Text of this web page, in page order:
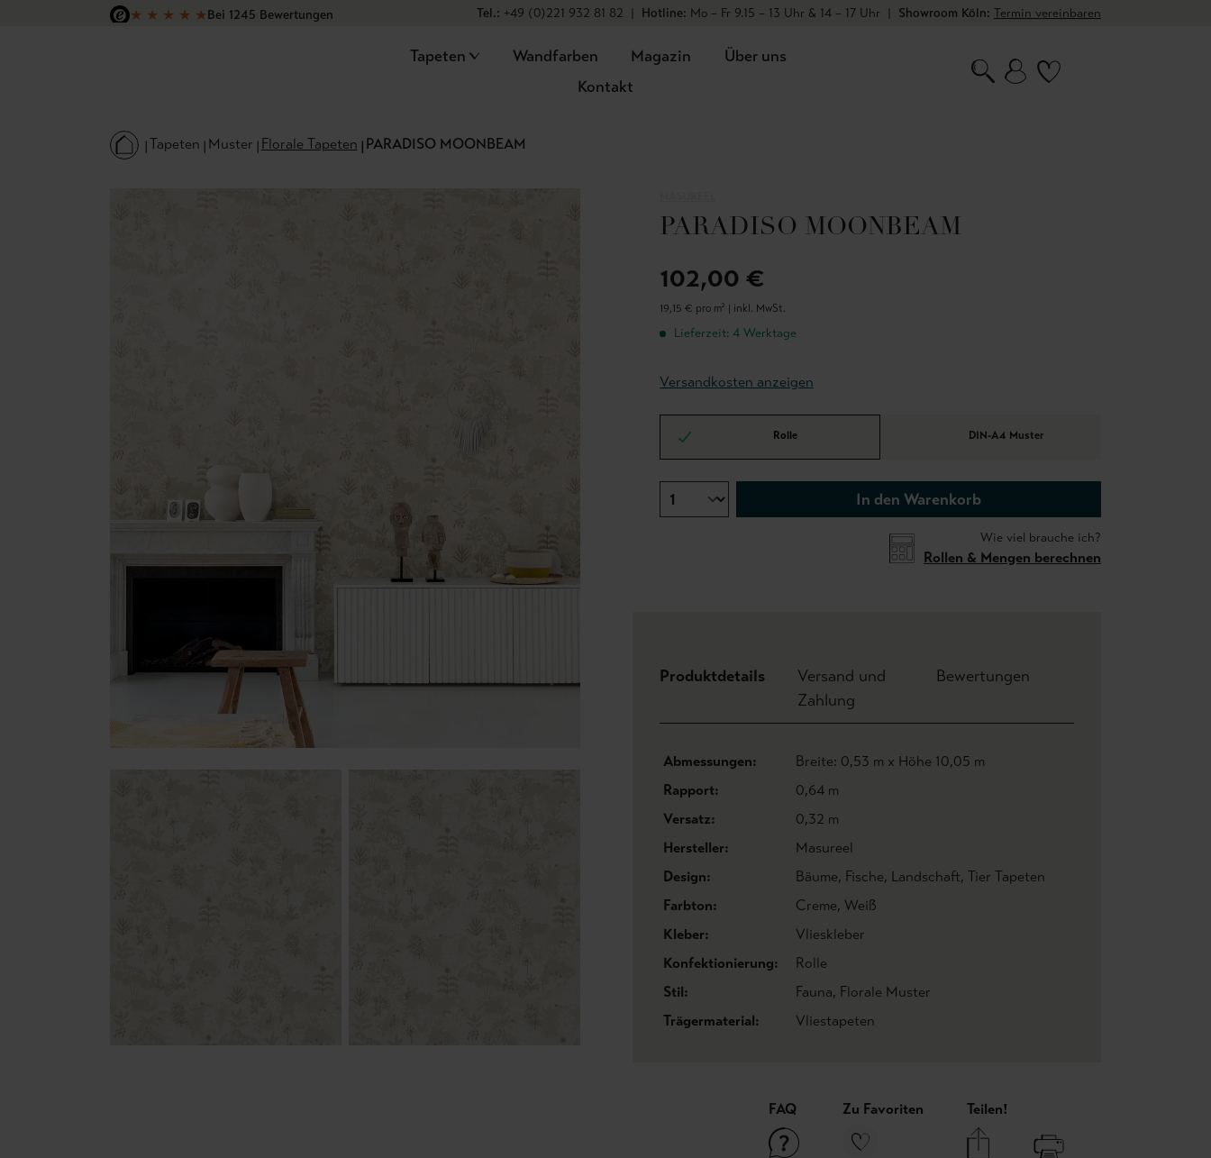
Hauptinhalt springen
Zur Suche springen
Zur Hauptnavigation springen
★ ★ ★ ★ ★Bei 1245 Bewertungen
Tel.: +49 (0)221 932 81 82 | Hotline: Mo – Fr 9.15 – 13 Uhr & 14 – 17 Uhr | Showroom Köln: Termin vereinbaren
Tapeten Wandfarben Magazin
Über uns
Kontakt
Tapeten Muster Florale Tapeten PARADISO MOONBEAM
PARADISO MOONBEAM
102,00 €
19,15 € pro m² | inkl. MwSt.
Lieferzeit: 4 Werktage
Versandkosten anzeigen
Rolle DIN-A4 Muster
In den Warenkorb
Wie viel brauche ich?
Rollen & Mengen berechnen
Produktdetails
Versand und
Zahlung
Bewertungen
Abmessungen:
Breite: 0,53 m x Höhe 10,05 m
Rapport:
0,64 m
Versatz:
0,32 m
Hersteller:
Masureel
Design:
Bäume, Fische, Landschaft, Tier Tapeten
Farbton:
Creme, Weiß
Kleber:
Vlieskleber
Konfektionierung:
Rolle
Stil:
Fauna, Florale Muster
Trägermaterial:
Vliestapeten
FAQ Zu Favoriten Teilen!